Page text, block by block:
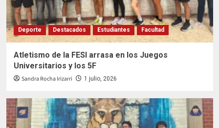
Deporte Destacados Estudiantes Facultad
Atletismo de la FESI arrasa en los Juegos
Universitarios y los 5F
Sandra Rocha Irizarri 1 julio, 2026